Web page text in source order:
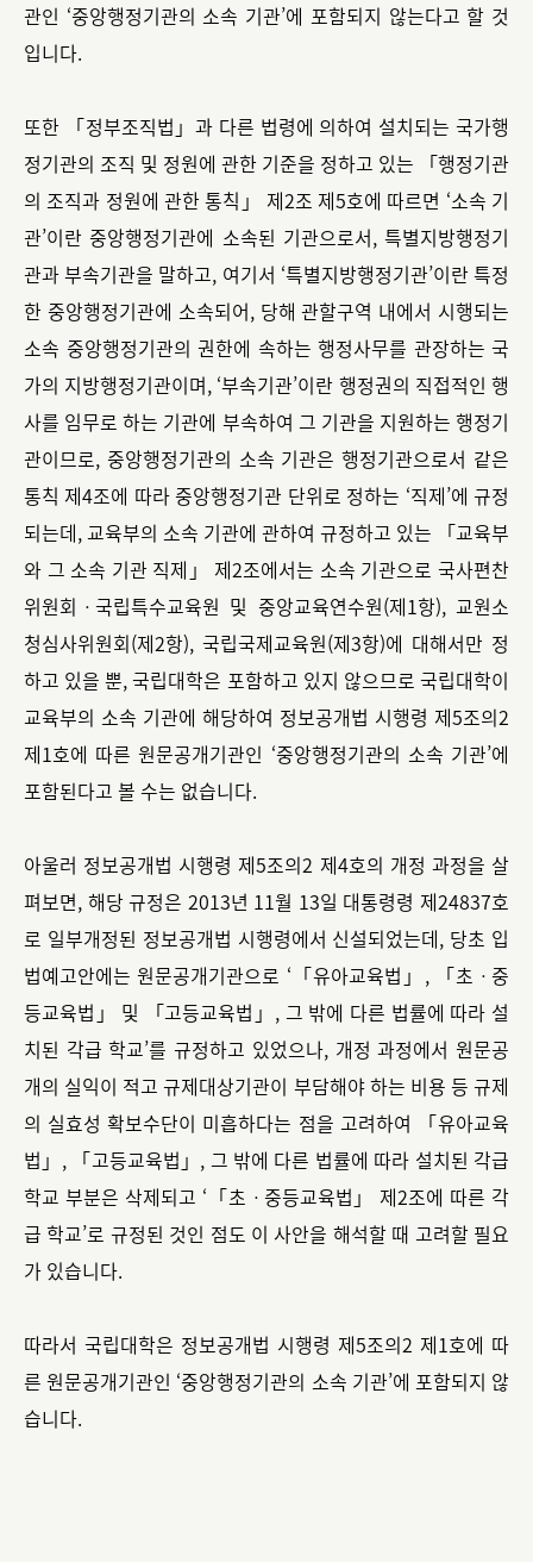
관인 ‘중앙행정기관의 소속 기관’에 포함되지 않는다고 할 것
입니다.
또한 「정부조직법」과 다른 법령에 의하여 설치되는 국가행
정기관의 조직 및 정원에 관한 기준을 정하고 있는 「행정기관
의 조직과 정원에 관한 통칙」 제2조 제5호에 따르면 ‘소속 기
관’이란 중앙행정기관에 소속된 기관으로서, 특별지방행정기
관과 부속기관을 말하고, 여기서 ‘특별지방행정기관’이란 특정
한 중앙행정기관에 소속되어, 당해 관할구역 내에서 시행되는
소속 중앙행정기관의 권한에 속하는 행정사무를 관장하는 국
가의 지방행정기관이며, ‘부속기관’이란 행정권의 직접적인 행
사를 임무로 하는 기관에 부속하여 그 기관을 지원하는 행정기
관이므로, 중앙행정기관의 소속 기관은 행정기관으로서 같은
통칙 제4조에 따라 중앙행정기관 단위로 정하는 ‘직제’에 규정
되는데, 교육부의 소속 기관에 관하여 규정하고 있는 「교육부
와 그 소속 기관 직제」 제2조에서는 소속 기관으로 국사편찬
위원회ㆍ국립특수교육원 및 중앙교육연수원(제1항), 교원소
청심사위원회(제2항), 국립국제교육원(제3항)에 대해서만 정
하고 있을 뿐, 국립대학은 포함하고 있지 않으므로 국립대학이
교육부의 소속 기관에 해당하여 정보공개법 시행령 제5조의2
제1호에 따른 원문공개기관인 ‘중앙행정기관의 소속 기관’에
포함된다고 볼 수는 없습니다.
아울러 정보공개법 시행령 제5조의2 제4호의 개정 과정을 살
펴보면, 해당 규정은 2013년 11월 13일 대통령령 제24837호
로 일부개정된 정보공개법 시행령에서 신설되었는데, 당초 입
법예고안에는 원문공개기관으로 ‘「유아교육법」, 「초ㆍ중
등교육법」 및 「고등교육법」, 그 밖에 다른 법률에 따라 설
치된 각급 학교’를 규정하고 있었으나, 개정 과정에서 원문공
개의 실익이 적고 규제대상기관이 부담해야 하는 비용 등 규제
의 실효성 확보수단이 미흡하다는 점을 고려하여 「유아교육
법」, 「고등교육법」, 그 밖에 다른 법률에 따라 설치된 각급
학교 부분은 삭제되고 ‘「초ㆍ중등교육법」 제2조에 따른 각
급 학교’로 규정된 것인 점도 이 사안을 해석할 때 고려할 필요
가 있습니다.
따라서 국립대학은 정보공개법 시행령 제5조의2 제1호에 따
른 원문공개기관인 ‘중앙행정기관의 소속 기관’에 포함되지 않
습니다.